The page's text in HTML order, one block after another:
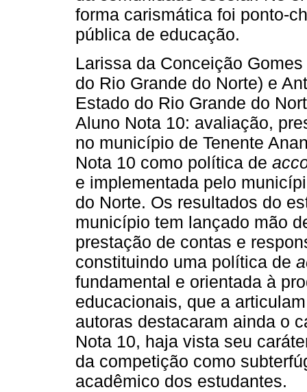
forma carismática foi ponto-
pública de educação.
Larissa da Conceição
do Rio Grande do Norte) e
Estado do Rio Grande do
Aluno Nota 10: avaliação,
no município de Tenente
Nota 10 como política de
e implementada pelo
do Norte. Os resultados do
município tem lançado mão
prestação de contas e
constituindo uma política de
fundamental e orientada à
educacionais, que a
autoras destacaram ainda o
Nota 10, haja vista seu
da competição como
acadêmico dos estudantes.